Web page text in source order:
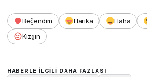
Beğendim Harika Haha
Kızgın
HABERLE ILGILI DAHA FAZLASI